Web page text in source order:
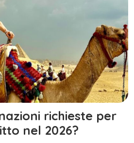
richieste per
nel 2026?